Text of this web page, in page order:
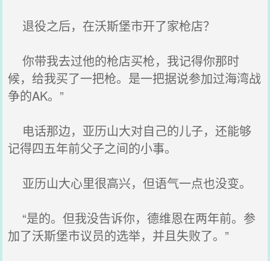
退役之后，在沃斯堡市开了家枪店？
你带我去过他的枪店买枪，我记得你那时
候，给我买了一把枪。是一把据说参加过海湾战
争的AK。”
电话那边，亚历山大对自己的儿子，还能够
记得四五年前父子之间的小事。
亚历山大心里很高兴，但语气一点也没变。
“是的。但我没告诉你，德维恩在两年前。参
加了沃斯堡市议员的选举，并且失败了。”